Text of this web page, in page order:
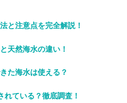
と注意点を完全解説！
天然海水の違い！
た海水は使える？
れている？徹底調査！